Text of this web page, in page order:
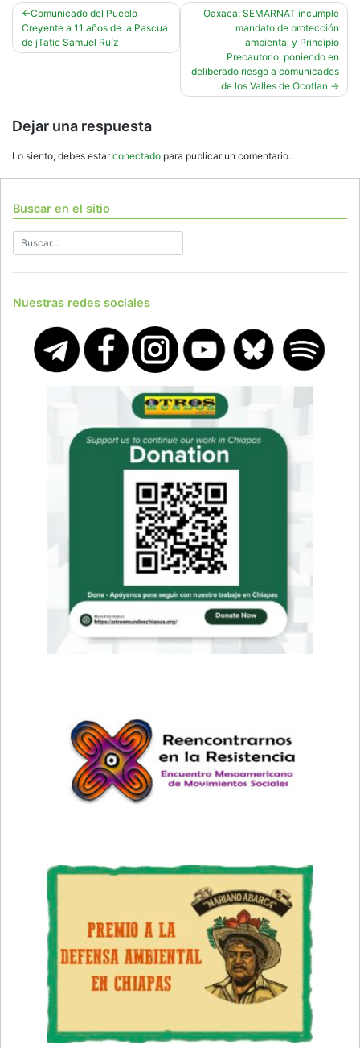
Navegación
de
Comunicado del Pueblo
Creyente a 11 años de la Pascua
de jTatic Samuel Ruíz
Oaxaca: SEMARNAT incumple
mandato de protección
ambiental y Principio
Precautorio, poniendo en
deliberado riesgo a comunicades
de los Valles de Ocotlan
Dejar una respuesta
Lo siento, debes estarconectado para publicar un comentario.
Buscar en el sitio
Nuestras redes sociales